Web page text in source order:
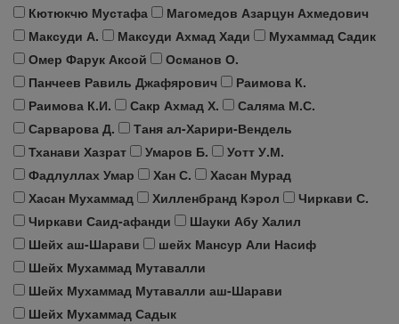
Кютюкчю Мустафа
Магомедов Азарцун Ахмедович
Максуди А.
Максуди Ахмад Хади
Мухаммад Садик
Омер Фарук Аксой
Османов О.
Панчеев Равиль Джафярович
Раимова К.
Раимова К.И.
Сакр Ахмад Х.
Саляма М.С.
Сарварова Д.
Таня ал-Харири-Вендель
Тханави Хазрат
Умаров Б.
Уотт У.М.
Фадлуллах Умар
Хан С.
Хасан Мурад
Хасан Мухаммад
Хилленбранд Кэрол
Чиркави С.
Чиркави Саид-афанди
Шауки Абу Халил
Шейх аш-Шарави
шейх Мансур Али Насиф
Шейх Мухаммад Мутавалли
Шейх Мухаммад Мутавалли аш-Шарави
Шейх Мухаммад Садык